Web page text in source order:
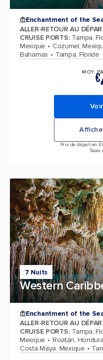
Enchantment of the
ALLER-RETOUR AU
CRUISE PORTS: Tampa,
Mexique
Cozumel,
Bahamas
Tampa, Floride
MOY.€
Prix de départ en
Taxes
7 Nuits
Western
Enchantment of the
ALLER-RETOUR AU
CRUISE PORTS: Tampa,
Mexique
Roatán,
Costa Maya, Mexique